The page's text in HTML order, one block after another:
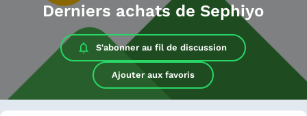
Derniers achats de Sephiyo
S'abonner au fil de discussion
Ajouter aux favoris